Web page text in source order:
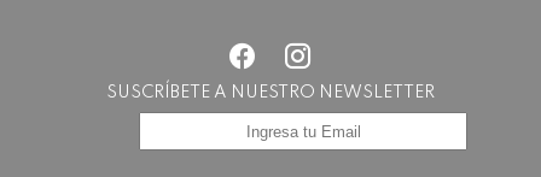
SUSCRÍBETE A NUESTRO NEWSLETTER